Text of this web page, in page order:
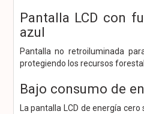
Pantalla LCD con
azul
Pantalla no retroiluminada
protegiendo los recursos
Bajo consumo de
La pantalla LCD de energía